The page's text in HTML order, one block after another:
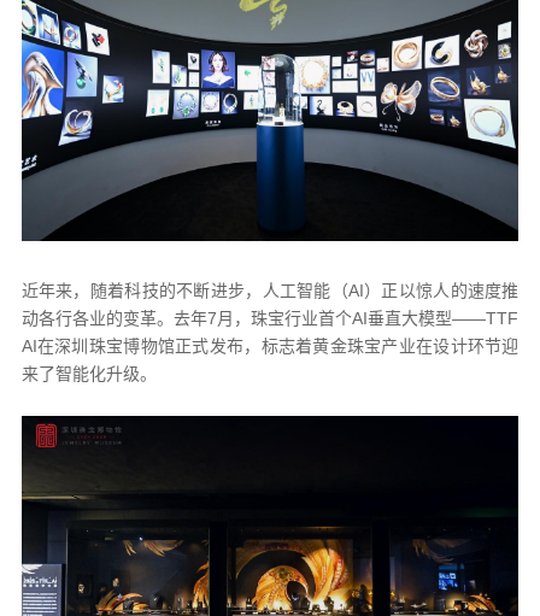
近年来，随着科技的不断进步，人工智能（AI）正以惊人的速度推
动各行各业的变革。去年7月，珠宝行业首个AI垂直大模型——TTF
AI在深圳珠宝博物馆正式发布，标志着黄金珠宝产业在设计环节迎
来了智能化升级。